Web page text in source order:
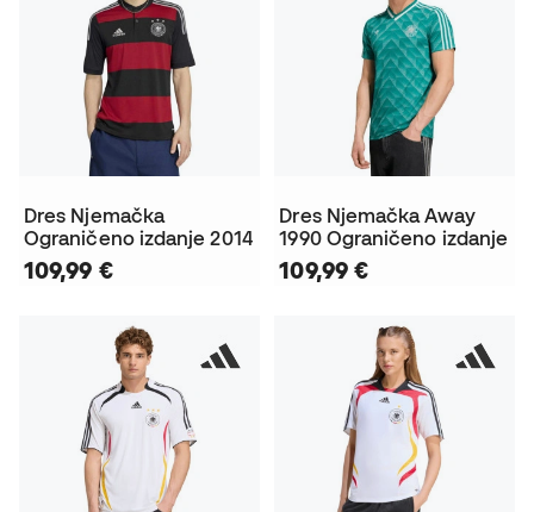
Dres Njemačka
Ograničeno izdanje 2014
109,99 €
Dres Njemačka Away
1990 Ograničeno izdanje
109,99 €